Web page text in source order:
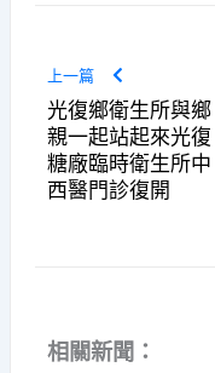
上一篇
光復鄉衛生所與鄉
親一起站起來光復
糖廠臨時衛生所中
西醫門診復開
相關新聞：